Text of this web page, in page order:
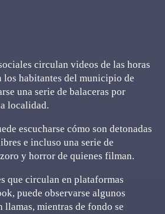
circulan videos de las horas
habitantes del municipio de
una serie de balaceras por
localidad.
escucharse cómo son detonadas
e incluso una serie de
y horror de quienes filman.
que circulan en plataformas
puede observarse algunos
mientras de fondo se